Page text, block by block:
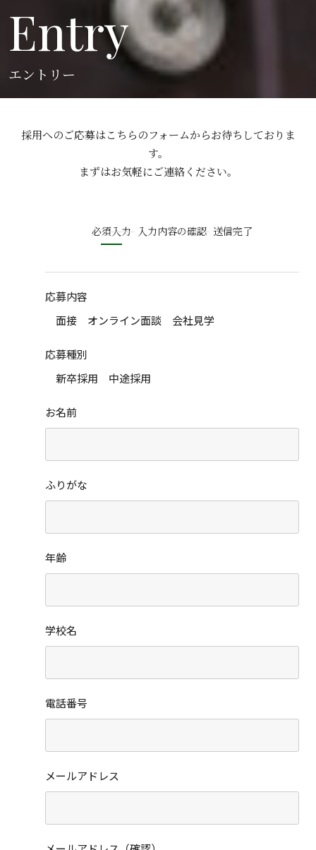
Entry
エントリー
採用へのご応募はこちらのフォームからお待ちしておりま
す。
まずはお気軽にご連絡ください。
必須入力 入力内容の確認 送信完了
応募内容
面接
オンライン面談 会社見学
応募種別
新卒採用
中途採用
お名前
ふりがな
年齢
学校名
電話番号
メールアドレス